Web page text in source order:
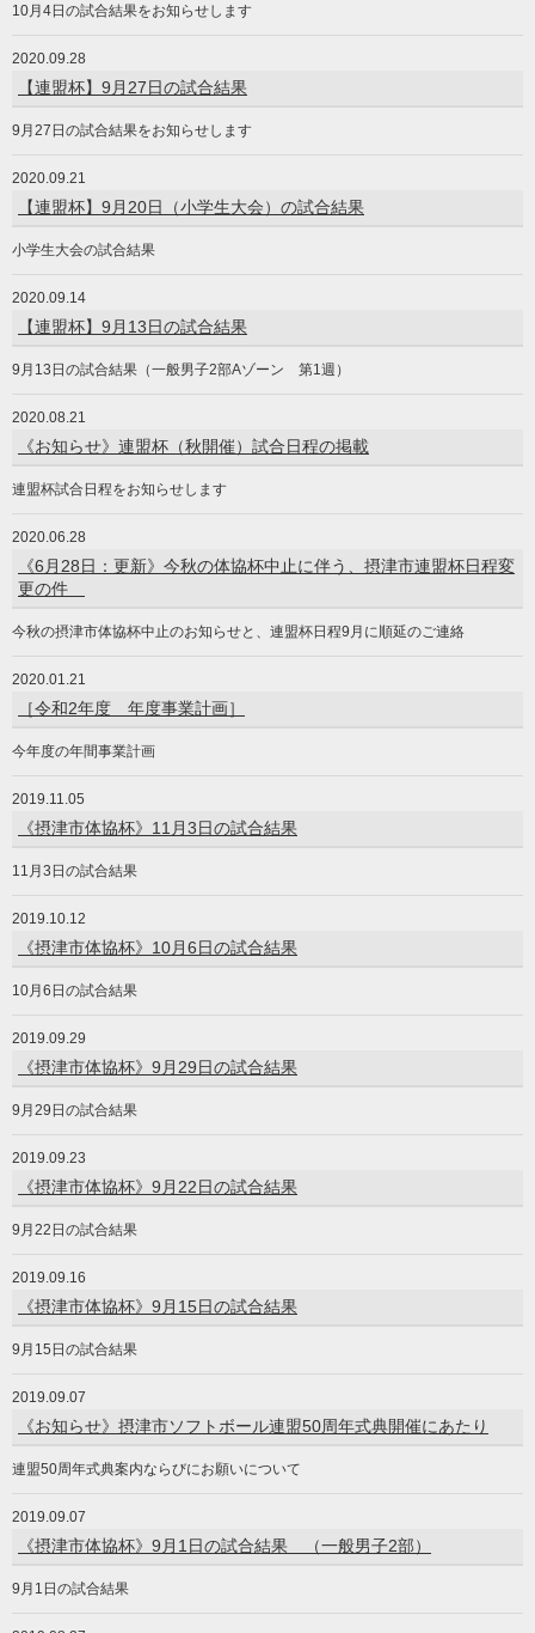
10月4日の試合結果をお知らせします
2020.09.28
【連盟杯】9月27日の試合結果
9月27日の試合結果をお知らせします
2020.09.21
【連盟杯】9月20日（小学生大会）の試合結果
小学生大会の試合結果
2020.09.14
【連盟杯】9月13日の試合結果
9月13日の試合結果（一般男子2部Aゾーン 第1週）
2020.08.21
《お知らせ》連盟杯（秋開催）試合日程の掲載
連盟杯試合日程をお知らせします
2020.06.28
《6月28日：更新》今秋の体協杯中止に伴う、摂津市連盟杯日程変
更の件
今秋の摂津市体協杯中止のお知らせと、連盟杯日程9月に順延のご連絡
2020.01.21
［令和2年度 年度事業計画］
今年度の年間事業計画
2019.11.05
《摂津市体協杯》11月3日の試合結果
11月3日の試合結果
2019.10.12
《摂津市体協杯》10月6日の試合結果
10月6日の試合結果
2019.09.29
《摂津市体協杯》9月29日の試合結果
9月29日の試合結果
2019.09.23
《摂津市体協杯》9月22日の試合結果
9月22日の試合結果
2019.09.16
《摂津市体協杯》9月15日の試合結果
9月15日の試合結果
2019.09.07
《お知らせ》摂津市ソフトボール連盟50周年式典開催にあたり
連盟50周年式典案内ならびにお願いについて
2019.09.07
《摂津市体協杯》9月1日の試合結果 （一般男子2部）
9月1日の試合結果